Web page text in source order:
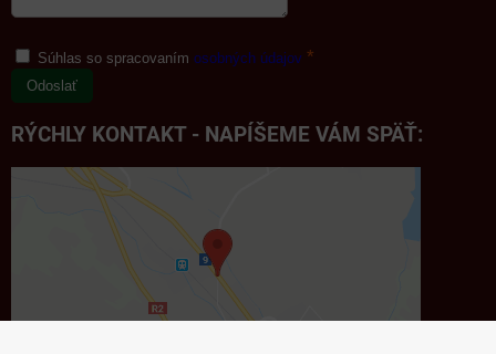
Súhlas so spracovaním osobných údajov *
Odoslať
RÝCHLY KONTAKT - NAPÍŠEME VÁM SPÄŤ: